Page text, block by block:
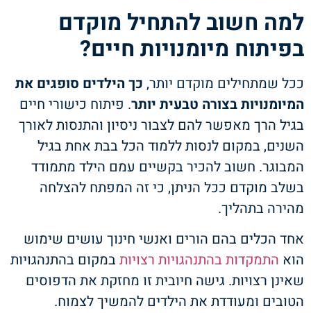
למה חשוב להתחיל מוקדם
בפיתוח מיומנויות חיים?
ככל שמתחילים מוקדם יותר, כך הילדים סופגים את
המיומנויות בצורה טבעית יותר. פיתוח כישורי חיים
בגיל הרך מאפשר להם לצבור ניסיון והתנסות לאורך
השנים, במקום לנסות ללמוד הכל בבת אחת בגיל
המבוגר. חשוב להכיר בקשיים עמם הילד מתמודד
בשלב מוקדם ככל הניתן, כי זה המפתח להצלחה
מהירה בתהליך.
אחד הכלים בהם הורים ואנשי חינוך עושים שימוש
הוא התמקדות בהתנהגויות רצויות במקום בהתנהגויות
שאינן רצויות. גישה חיובית זו מחזקת את הדפוסים
הטובים ומעודדת את הילדים להמשיך לצמוח.